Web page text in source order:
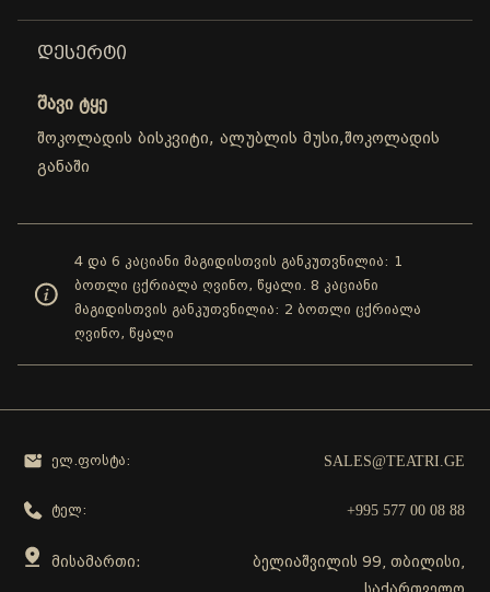
ᲓᲔᲡᲔᲠᲢᲘ
შავი ტყე
შოკოლადის ბისკვიტი, ალუბლის მუსი,შოკოლადის
განაში
4 და 6 კაციანი მაგიდისთვის განკუთვნილია: 1
ბოთლი ცქრიალა ღვინო, წყალი. 8 კაციანი
მაგიდისთვის განკუთვნილია: 2 ბოთლი ცქრიალა
ღვინო, წყალი
ელ.ფოსტა: SALES@TEATRI.GE
ტელ: +995 577 00 08 88
მისამართი:
ბელიაშვილის 99, თბილისი,